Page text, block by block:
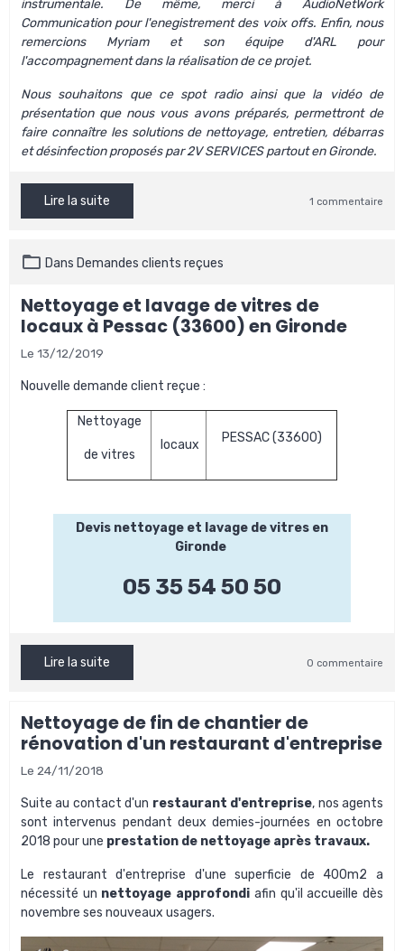
instrumentale. De même, merci à AudioNetWork
Communicationpour l'enegistrement des voix offs. Enfin, nous
remercions Myriam et son équipe d'ARLpour
l'accompagnement dans la réalisation de ce projet.
Nous souhaitons que ce spot radio ainsi que la
vidéo de
présentationque nous vous avons préparés, permettront de
faire connaître les solutions de nettoyage, entretien, débarras
et désinfection proposés par 2V SERVICES partout en Gironde.
Lire la suite 1 commentaire
Dans Demandes clients reçues
Nettoyage et lavage de vitres de
locaux à Pessac (33600) en Gironde
Le 13/12/2019
Nouvelle demande client reçue :
Nettoyage
de vitres
locaux PESSAC (33600)
Devis nettoyage et lavage de vitres en
Gironde
05 35 54 50 50
Lire la suite 0 commentaire
Nettoyage de fin de chantier de
rénovation d'un restaurant d'entreprise
Le 24/11/2018
Suite au contact d'un restaurant d'entreprise, nos agents
sont intervenus pendant deux demies-journées en octobre
2018 pour une prestation de nettoyage après travaux.
Le restaurant d'entreprise d'une superficie de 400m2 a
nécessité un nettoyage approfondi afin qu'il accueille dès
novembre ses nouveaux usagers.